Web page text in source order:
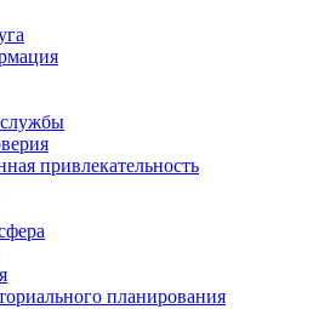
привлекательность
планирования